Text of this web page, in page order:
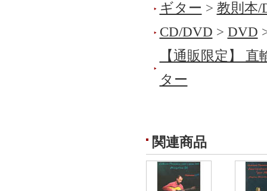
ギター > 教則本/
CD/DVD > DVD
【通販限定】 直
ター
関連商品